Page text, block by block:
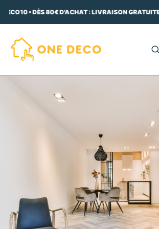
• DÈS 80€ D'ACHAT : LIVRAISON GRATUITE